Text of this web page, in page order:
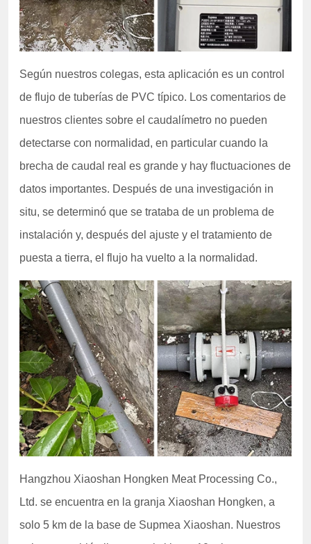
Según nuestros colegas, esta aplicación es un control
de flujo de tuberías de PVC típico. Los comentarios de
nuestros clientes sobre el caudalímetro no pueden
detectarse con normalidad, en particular cuando la
brecha de caudal real es grande y hay fluctuaciones de
datos importantes. Después de una investigación in
situ, se determinó que se trataba de un problema de
instalación y, después del ajuste y el tratamiento de
puesta a tierra, el flujo ha vuelto a la normalidad.
Hangzhou Xiaoshan Hongken Meat Processing Co.,
Ltd. se encuentra en la granja Xiaoshan Hongken, a
solo 5 km de la base de Supmea Xiaoshan. Nuestros